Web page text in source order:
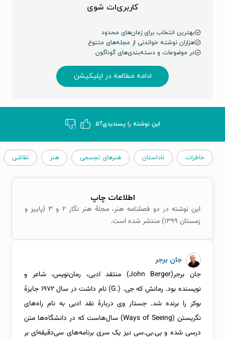
کاربری‌ات شوی
بهترین انتخاب برای زمان‌های محدود
هزاران نوشته خواندنی از مجله‌های متنوع
در موضوعات و دسته‌بندی‌های گوناگون
ادامه مطالعه در اپلیکیشن
این نوشته‌ را پسندیدی؟۵
خاطرات ناداستان هنرهای تجسمی هنر نقاشی
اطلاعات چاپ
این نوشته در دو فصلنامه هنر، مجلهٔ هنر نگار ۲ و ۳ (پاییز و
زمستان ۱۳۹۹) منتشر شده است.
جان برجر
جان برجر(John Berger) منتقد ادبی، رمان‌نویس، شاعر و
نویسنده بود. رمانش که جی. (.G) نام داشت در سال ۱۹۷۲ جایزۀ
بوکر را برنده شد. جستار وی دربارۀ‌ نقد ادبی به نام راه‌های
نگریستن (Ways of Seeing) سال‌هاست که در دانشگاه‌ها متن
درسی شده و بی.بی.سی نیز یک سری برنامه‌های سی‌دقیقه‌ای بر